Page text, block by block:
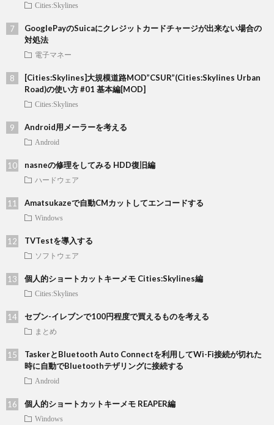
Cities:Skylines
GooglePayのSuicaにクレジットカードチャージが出来ない場合の
対処法
電子マネー
[Cities:Skylines]大規模道路MOD”CSUR”(Cities:Skylines Urban
Road)の使い方 #01 基本編[MOD]
Cities:Skylines
Android用メーラーを考える
Android
nasneの修理をしてみる HDD復旧編
ハードウェア
Amatsukazeで自動CMカットしてエンコードする
Windows
TVTestを導入する
ソフトウェア
個人的ショートカットキーメモ Cities:Skylines編
Cities:Skylines
セブン-イレブンで100円程度で買えるものを考える
まとめ
TaskerとBluetooth Auto Connectを利用してWi-Fi接続が切れた
時に自動でBluetoothテザリングに接続する
Android
個人的ショートカットキーメモ REAPER編
Windows